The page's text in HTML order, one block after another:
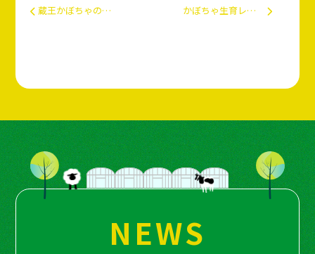
投稿ナビゲーション
蔵王かぼちゃの活用事例：蔵王温泉限定アイスクリーム かぼちゃ生育レポート：花が咲きました！
NEWS